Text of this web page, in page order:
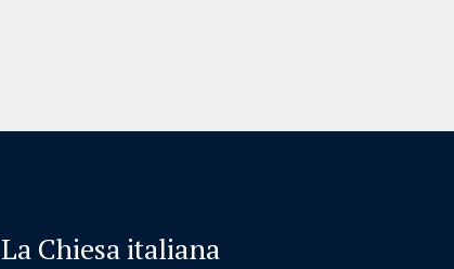
La Chiesa italiana